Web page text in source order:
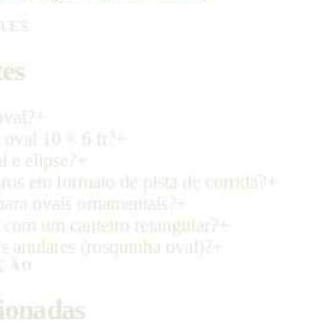
+
oval 10 × 6 ft?+
e elipse?+
em formato de pista de corrida?+
ovais ornamentais?+
um canteiro retangular?+
anulares (rosquinha oval)?+